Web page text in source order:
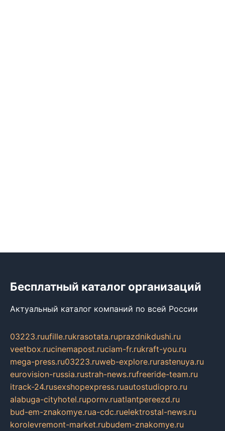
Бесплатный каталог организаций
Актуальный каталог компаний по всей России
03223.ruufille.rukrasotata.ruprazdnikdushi.ru
veetbox.rucinemapost.ruciam-fr.rukraft-you.ru
mega-press.ru03223.ruweb-explore.rurastenuya.ru
eurovision-russia.rustrah-news.rufreeride-team.ru
itrack-24.rusexshopexpress.ruautostudiopro.ru
alabuga-cityhotel.rupornv.ruatlantpereezd.ru
bud-em-znakomye.rua-cdc.ruelektrostal-news.ru
korolevremont-market.rubudem-znakomye.ru